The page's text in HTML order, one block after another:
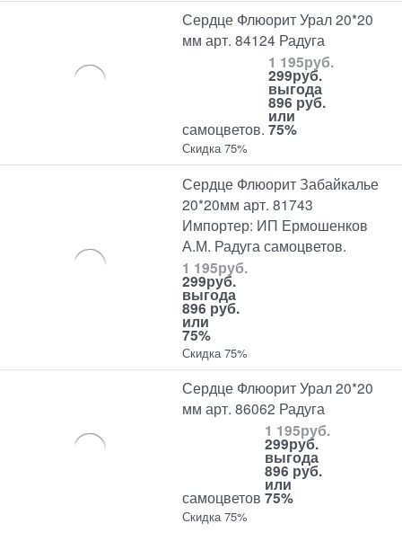
Сердце Флюорит Урал 20*20
мм арт. 84124 Радуга
самоцветов.
1 195руб.
299руб.
выгода
896 руб.
или
75%
Скидка 75%
Сердце Флюорит Забайкалье
20*20мм арт. 81743
Импортер: ИП Ермошенков
А.М. Радуга самоцветов.
1 195руб.
299руб.
выгода
896 руб.
или
75%
Скидка 75%
Сердце Флюорит Урал 20*20
мм арт. 86062 Радуга
самоцветов
1 195руб.
299руб.
выгода
896 руб.
или
75%
Скидка 75%